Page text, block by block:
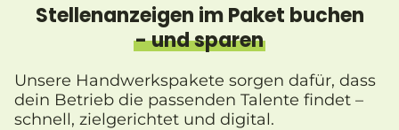
Stellenanzeigen im Paket buchen
- und sparen
Unsere Handwerkspakete sorgen dafür, dass
dein Betrieb die passenden Talente findet –
schnell, zielgerichtet und digital.